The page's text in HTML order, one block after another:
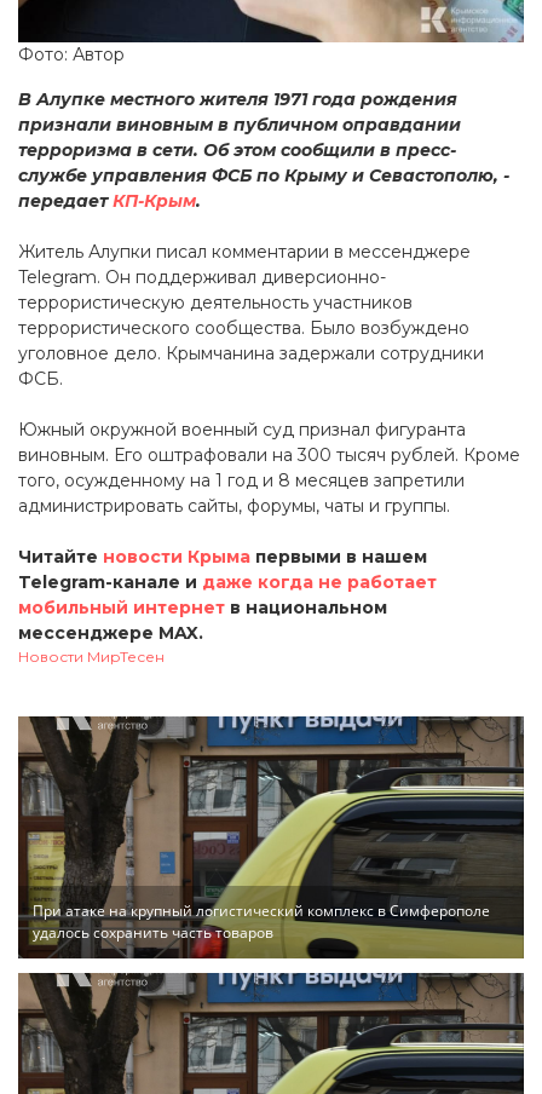
Фото: Автор
В Алупке местного жителя 1971 года рождения
признали виновным в публичном оправдании
терроризма в сети. Об этом сообщили в пресс-
службе управления ФСБ по Крыму и Севастополю, -
передаетКП-Крым.
Житель Алупки писал комментарии в мессенджере
Telegram. Он поддерживал диверсионно-
террористическую деятельность участников
террористического сообщества. Было возбуждено
уголовное дело. Крымчанина задержали сотрудники
ФСБ.
Южный окружной военный суд признал фигуранта
виновным. Его оштрафовали на 300 тысяч рублей. Кроме
того, осужденному на 1 год и 8 месяцев запретили
администрировать сайты, форумы, чаты и группы.
Читайте новости Крыма первыми в нашем
Telegram-канале и даже когда не работает
мобильный интернет в национальном
мессенджере MAX.
Новости МирТесен
При атаке на крупный логистический комплекс в Симферополе
удалось сохранить часть товаров